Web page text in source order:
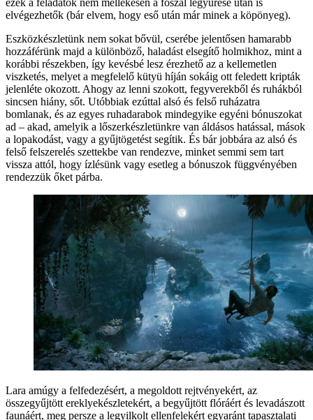
ezek a feladatok nem mellékesen a főszál legyűrése után is
elvégezhetők (bár elvem, hogy eső után már minek a köpönyeg).
Eszközkészletünk nem sokat bővül, cserébe jelentősen hamarabb
hozzáférünk majd a különböző, haladást elsegítő holmikhoz, mint a
korábbi részekben, így kevésbé lesz érezhető az a kellemetlen
viszketés, melyet a megfelelő kütyü híján sokáig ott feledett kripták
jelenléte okozott. Ahogy az lenni szokott, fegyverekből és ruhákból
sincsen hiány, sőt. Utóbbiak ezúttal alsó és felső ruházatra
bomlanak, és az egyes ruhadarabok mindegyike egyéni bónuszokat
ad – akad, amelyik a lőszerkészletünkre van áldásos hatással, mások
a lopakodást, vagy a gyűjtögetést segítik. És bár jobbára az alsó és
felső felszerelés szettekbe van rendezve, minket semmi sem tart
vissza attól, hogy ízlésünk vagy esetleg a bónuszok függvényében
rendezzük őket párba.
Lara amúgy a felfedezésért, a megoldott rejtvényekért, az
összegyűjtött ereklyekészletekért, a begyűjtött flóráért és levadászott
faunáért, meg persze a legyilkolt ellenfelekért egyaránt tapasztalati